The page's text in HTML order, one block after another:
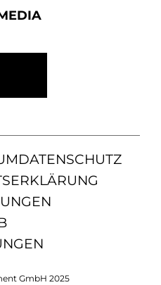
DATENSCHUTZ
GmbH 2025